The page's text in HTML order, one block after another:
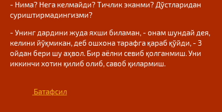
- Нима? Нега келмайди? Тичлик эканми? Дўстларидан
суриштирмадингизми?
- Унинг дардини жуда яхши биламан, - онам шундай дея,
келини йўқмикан, деб ошхона тарафга қараб қўйди, - 3
ойдан бери шу аҳвол. Бир аёлни севиб қолганмиш. Уни
иккинчи хотин қилиб олиб, савоб қилармиш.
Батафсил